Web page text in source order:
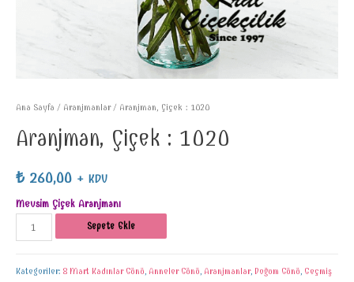
Ana Sayfa / Aranjmanlar/ Aranjman, Çiçek : 1020
Aranjman, Çiçek : 1020
₺260,00 + KDV
Mevsim Çiçek Aranjmanı
Sepete Ekle
Kategoriler: 8 Mart Kadınlar Günü, Anneler Günü, Aranjmanlar, Doğum Günü, Geçmiş